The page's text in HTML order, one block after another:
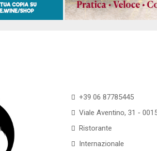
+39 06 87785445
Viale Aventino, 31 -
Ristorante
Internazionale